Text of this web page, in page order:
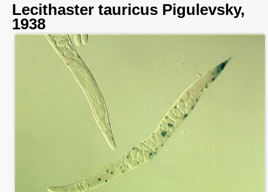
Lecithaster tauricus Pigulevsky,
1938